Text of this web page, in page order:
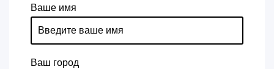
Ваше имя
Ваш город